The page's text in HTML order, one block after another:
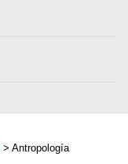
> Antropología